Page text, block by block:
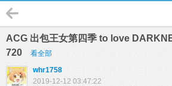
ACG 出包王女第四季 to love
720
看全部
whr1758
2019-12-12 03:47:22